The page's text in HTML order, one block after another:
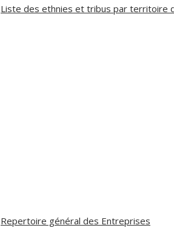
Liste des ethnies et tribus par territoire
Repertoire général des Entreprises